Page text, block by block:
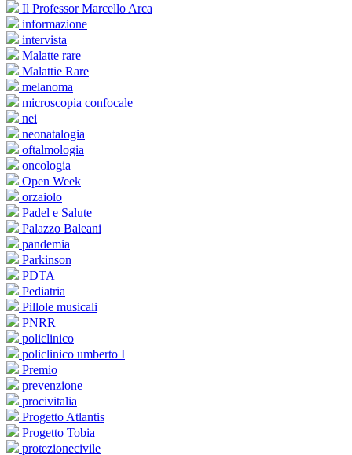
Il Professor Marcello Arca
informazione
intervista
Malatte rare
Malattie Rare
melanoma
microscopia confocale
nei
neonatalogia
oftalmologia
oncologia
Open Week
orzaiolo
Padel e Salute
Palazzo Baleani
pandemia
Parkinson
PDTA
Pediatria
Pillole musicali
PNRR
policlinico
policlinico umberto I
Premio
prevenzione
procivitalia
Progetto Atlantis
Progetto Tobia
protezionecivile